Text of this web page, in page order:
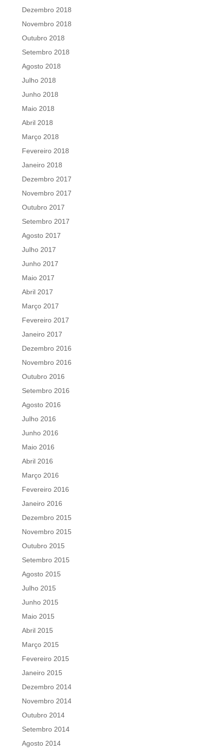
Dezembro 2018
Novembro 2018
Outubro 2018
Setembro 2018
Agosto 2018
Julho 2018
Junho 2018
Maio 2018
Abril 2018
Março 2018
Fevereiro 2018
Janeiro 2018
Dezembro 2017
Novembro 2017
Outubro 2017
Setembro 2017
Agosto 2017
Julho 2017
Junho 2017
Maio 2017
Abril 2017
Março 2017
Fevereiro 2017
Janeiro 2017
Dezembro 2016
Novembro 2016
Outubro 2016
Setembro 2016
Agosto 2016
Julho 2016
Junho 2016
Maio 2016
Abril 2016
Março 2016
Fevereiro 2016
Janeiro 2016
Dezembro 2015
Novembro 2015
Outubro 2015
Setembro 2015
Agosto 2015
Julho 2015
Junho 2015
Maio 2015
Abril 2015
Março 2015
Fevereiro 2015
Janeiro 2015
Dezembro 2014
Novembro 2014
Outubro 2014
Setembro 2014
Agosto 2014